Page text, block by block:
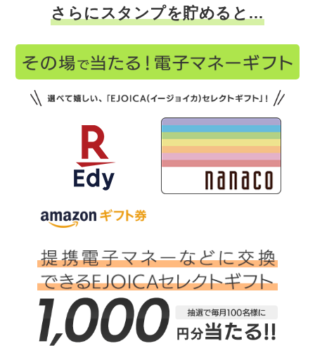
さらにスタンプを貯めると…